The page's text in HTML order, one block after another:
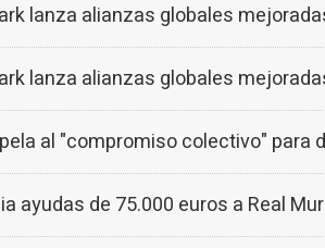
lanza alianzas globales
lanza alianzas globales
al "compromiso colectivo"
ayudas de 75.000 euros a Real